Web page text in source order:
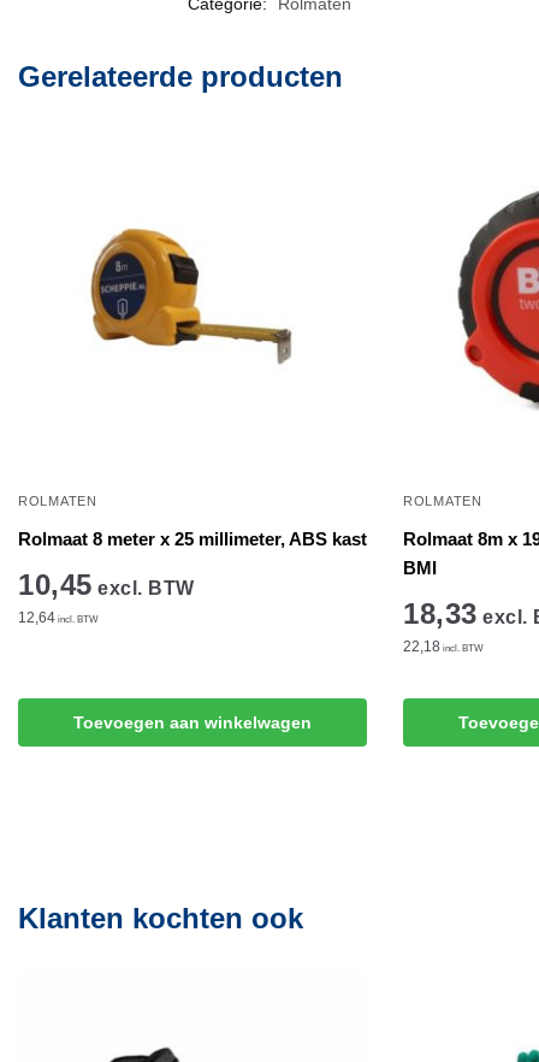
Gerelateerde producten
ROLMATEN
Rolmaat 8 meter x 25 millimeter, ABS kast
10,45 excl. BTW
12,64 incl. BTW
Toevoegen aan winkelwagen
ROLMATEN
Rolmaat 8m x
BMI
18,33 excl.
22,18 incl. BTW
Klanten kochten ook